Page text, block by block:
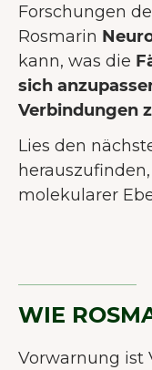
Forschungen
Rosmarin
kann, was die
sich
Verbindungen
Lies den
molekularer
WIE
Vorwarnung ist